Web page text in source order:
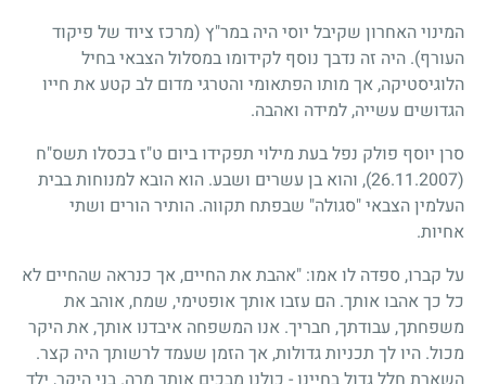
המינוי האחרון שקיבל יוסי היה במר"ץ (מרכז ציוד של פיקוד
העורף). היה זה נדבך נוסף לקידומו במסלול הצבאי בחיל
הלוגיסטיקה, אך מותו הפתאומי והטרגי מדום לב קטע את חייו
הגדושים עשייה, למידה ואהבה.
סרן יוסף פולק נפל בעת מילוי תפקידו ביום ט"ז בכסלו תשס"ח
(26.11.2007)
, והוא בן עשרים ושבע. הוא הובא למנוחות בבית
העלמין הצבאי "סגולה" שבפתח תקווה. הותיר הורים ושתי
אחיות.
על קברו, ספדה לו אמו: "אהבת את החיים, אך כנראה שהחיים לא
כל כך אהבו אותך. הם עזבו אותך אופטימי, שמח, אוהב את
משפחתך, עבודתך, חבריך. אנו המשפחה איבדנו אותך, את היקר
מכול. היו לך תכניות גדולות, אך הזמן שעמד לרשותך היה קצר.